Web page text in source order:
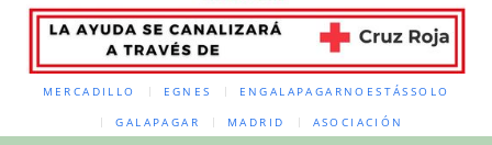
MERCADILLO EGNES ENGALAPAGARNOESTÁSSOLO
GALAPAGAR MADRID ASOCIACIÓN